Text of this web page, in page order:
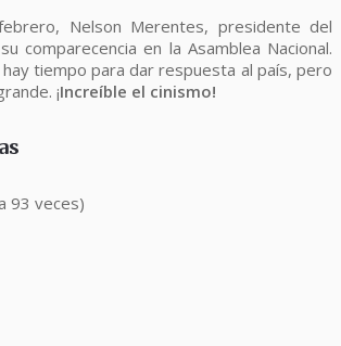
Nelson Merentes, presidente del
comparecencia en la Asamblea Nacional.
tiempo para dar respuesta al país, pero
¡Increíble el cinismo!
93 veces)